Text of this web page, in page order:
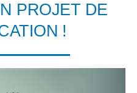
PROJET DE
!